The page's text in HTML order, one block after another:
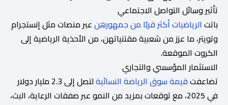
تأثير وسائل التواصل الاجتماعي
باتت الرياضيات أكثر قربًا من جمهورهنعبر منصات مثل إنستجرام
وتويتر، ما عزز من شعبية مقتنياتهن، من الأحذية الرياضية إلى
الكروت الموقعة.
الاستثمار المؤسسي والتجاري
تضاعفتقيمة سوق الرياضة النسائية
لتصل إلى 2.3 مليار دولار
في 2025، مع توقعات بمزيد من النمو عبر صفقات الرعاية، البث،